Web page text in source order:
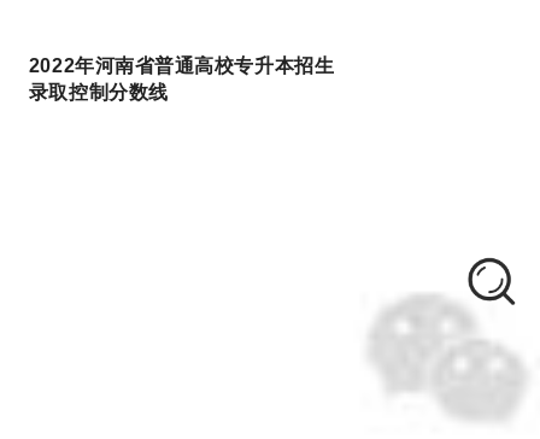
2022年河南省普通高校专升本招生
录取控制分数线